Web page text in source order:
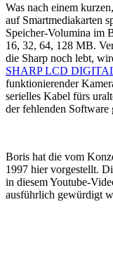
Was nach einem
auf Smartmediakarten
Speicher-Volumina im
16, 32, 64, 128 MB.
die Sharp noch lebt,
SHARP LCD
funktionierender
serielles Kabel fürs
der fehlenden
Boris hat die vom
1997 hier vorgestellt.
in diesem Youtube-
ausführlich gewürdigt